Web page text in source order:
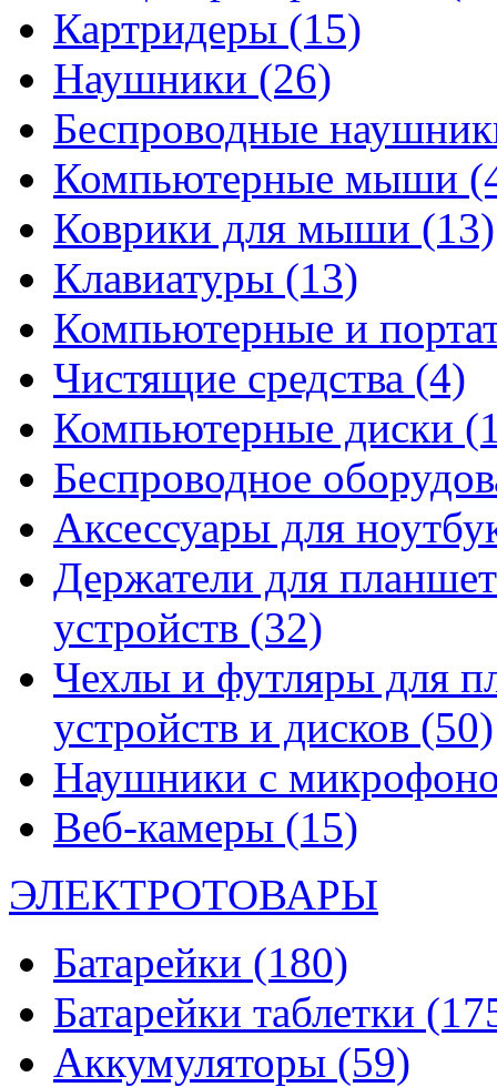
Картридеры (15)
Наушники (26)
Беспроводные
Компьютерные мыши
Коврики для мыши (13)
Клавиатуры (13)
Компьютерные и
Чистящие средства (4)
Компьютерные диски
Беспроводное
Аксессуары для
Держатели для
устройств (32)
Чехлы и футляры для
устройств и дисков (50)
Наушники с
Веб-камеры (15)
ЭЛЕКТРОТОВАРЫ
Батарейки (180)
Батарейки таблетки
Аккумуляторы (59)